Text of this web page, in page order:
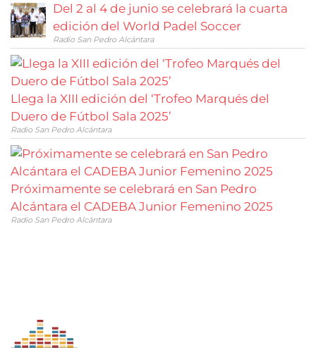
Del 2 al 4 de junio se celebrará la cuarta
edición del World Padel Soccer
Radio San Pedro Alcántara
Llega la XIII edición del ‘Trofeo Marqués del
Duero de Fútbol Sala 2025’
Radio San Pedro Alcántara
Próximamente se celebrará en San Pedro
Alcántara el CADEBA Junior Femenino 2025
Radio San Pedro Alcántara